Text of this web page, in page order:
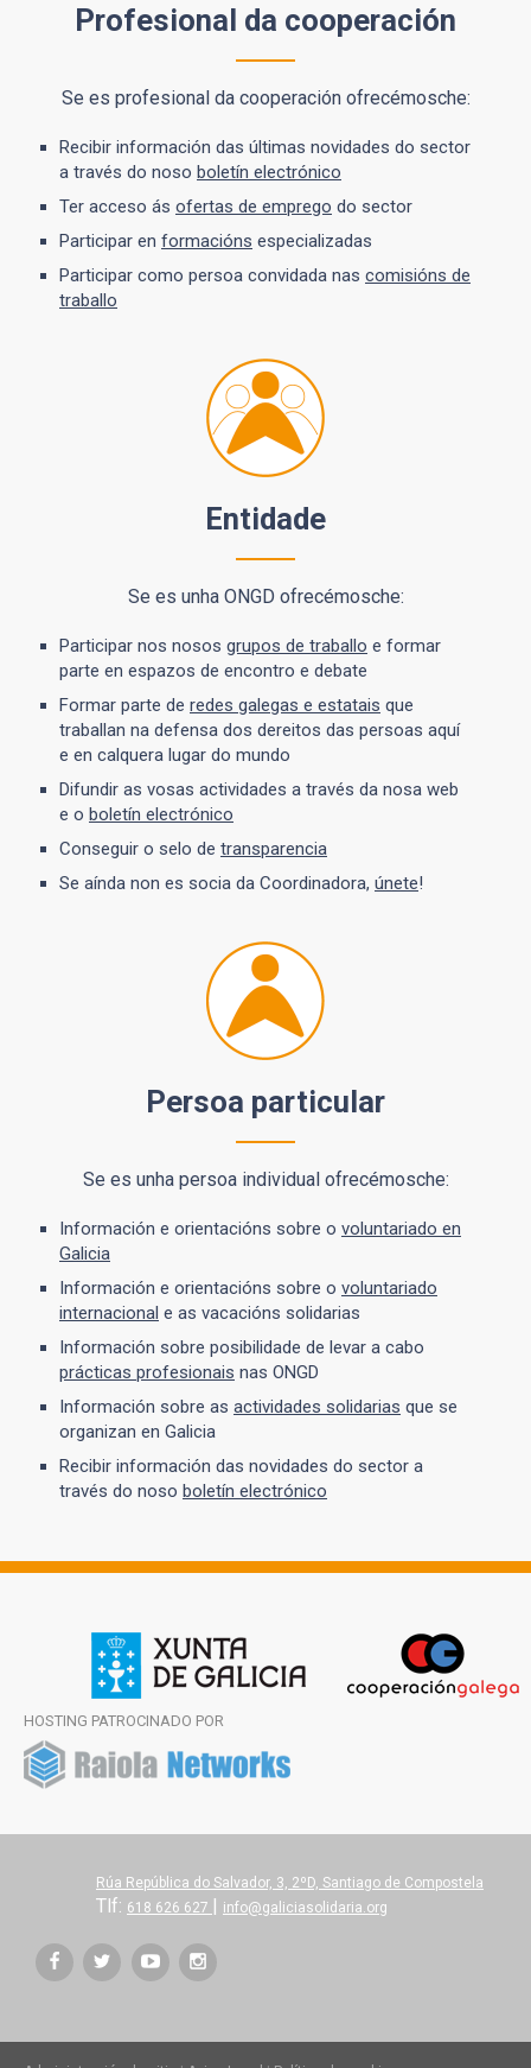
Profesional da cooperación
Se es profesional da cooperación ofrecémosche:
Recibir información das últimas novidades do sector
a través do noso boletín electrónico
Ter acceso ás ofertas de emprego do sector
Participar en formacións especializadas
Participar como persoa convidada nas comisións de
traballo
Entidade
Se es unha ONGD ofrecémosche:
Participar nos nosos grupos de traballo e formar
parte en espazos de encontro e debate
Formar parte de redes galegas e estatais que
traballan na defensa dos dereitos das persoas aquí
e en calquera lugar do mundo
Difundir as vosas actividades a través da nosa web
e o boletín electrónico
Conseguir o selo de transparencia
Se aínda non es socia da Coordinadora, únete!
Persoa particular
Se es unha persoa individual ofrecémosche:
Información e orientacións sobre o voluntariado en
Galicia
Información e orientacións sobre o voluntariado
internacional e as vacacións solidarias
Información sobre posibilidade de levar a cabo
prácticas profesionais nas ONGD
Información sobre as actividades solidarias que se
organizan en Galicia
Recibir información das novidades do sector a
través do noso boletín electrónico
HOSTING PATROCINADO POR
Rúa República do Salvador, 3, 2ºD, Santiago de Compostela
Tlf: 618 626 627 | info@galiciasolidaria.org